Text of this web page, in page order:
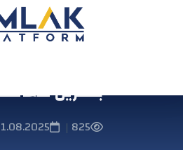
بهترین
825
|